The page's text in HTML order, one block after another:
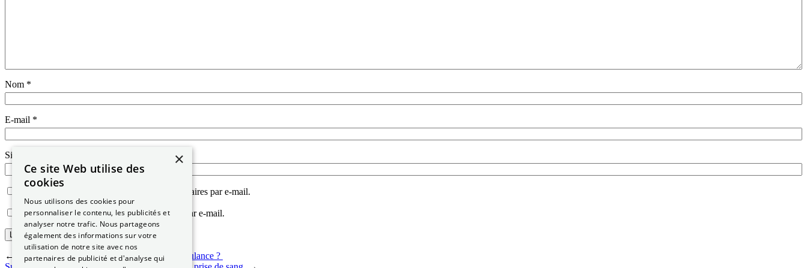
Nom *
E-mail *
Site web
Prévenez-moi de tous les nouveaux commentaires par e-mail.
Prévenez-moi de tous les nouveaux articles par e-mail.
← Précédente : Comment obtenir le permis ambulance ?
×
Ce site Web utilise des
cookies
Nous utilisons des cookies pour
personnaliser le contenu, les publicités et
analyser notre trafic. Nous partageons
également des informations sur votre
utilisation de notre site avec nos
partenaires de publicité et d'analyse qui